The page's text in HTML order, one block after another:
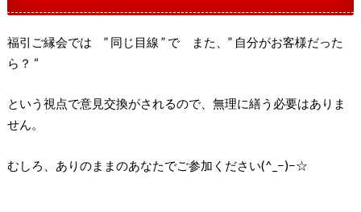
福引ご縁会では ” 同じ目線 ” で また、” 自分がお客様だった
ら？ “
という視点で意見交換がされるので、無理に繕う必要はありま
せん。
むしろ、ありのままのあなたでご参加ください(^_−)−☆